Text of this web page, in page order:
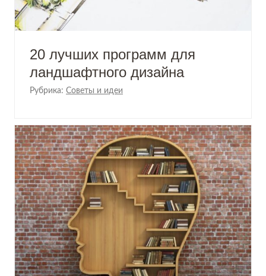
20 лучших программ для
ландшафтного дизайна
Рубрика: Советы и идеи